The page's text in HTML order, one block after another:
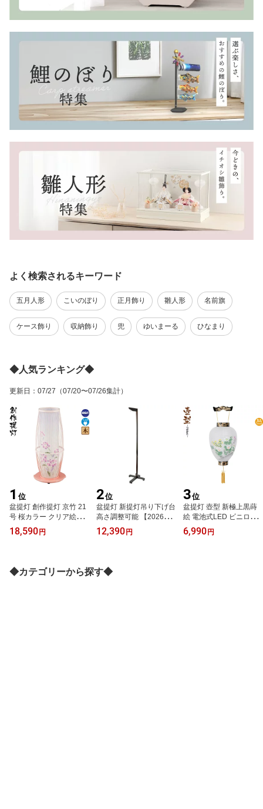
よく検索されるキーワード
五月人形 こいのぼり 正月飾り 雛人形 名前旗
ケース飾り 収納飾り 兜 ゆいまーる ひなまり
◆人気ランキング◆
更新日 ： 07/27 （07/20〜07/26集計）
1 位
盆提灯 創作提灯 京竹 21
号 桜カラー クリア絵柄
風車付 電気コード式 【2
026年度新作】 h088-ymt
18,590円
2位
盆提灯 新提灯吊り下げ台
高さ調整可能 【2026年
度新作】 h088-ymt-1552
12,390円
3位
盆提灯 壺型 新極上黒蒔
絵 電池式LED ビニロン
紙張 【2026年度新作】
h088-ymt-0392-led1584
6,990円
◆カテゴリーから探す◆